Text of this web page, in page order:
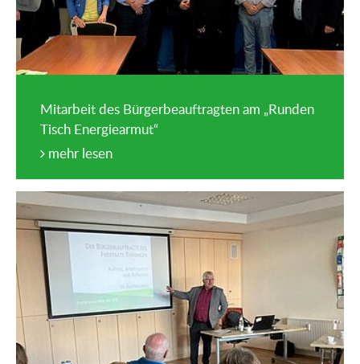
Mitarbeit des Bürgerbeauftragten am „Runden
Tisch Energiearmut“
mehr lesen